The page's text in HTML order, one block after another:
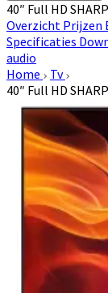
40″ Full HD
Overzicht Prijzen
Specificaties
audio
Home
Tv
40″ Full HD